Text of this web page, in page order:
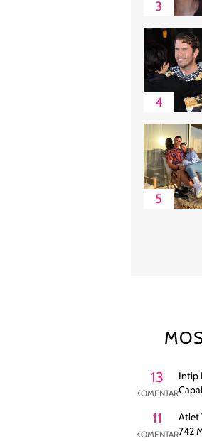
3
4
5
13
KOMENTAR
Intip
11
KOMENTAR
Atlet
742